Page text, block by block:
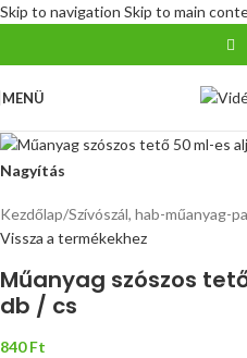
Skip to navigation Skip to main
MENÜ
Nagyítás
Kezdőlap/Szívószál, hab-műanyag-
Vissza a termékekhez
Műanyag szószos
db / cs
840Ft